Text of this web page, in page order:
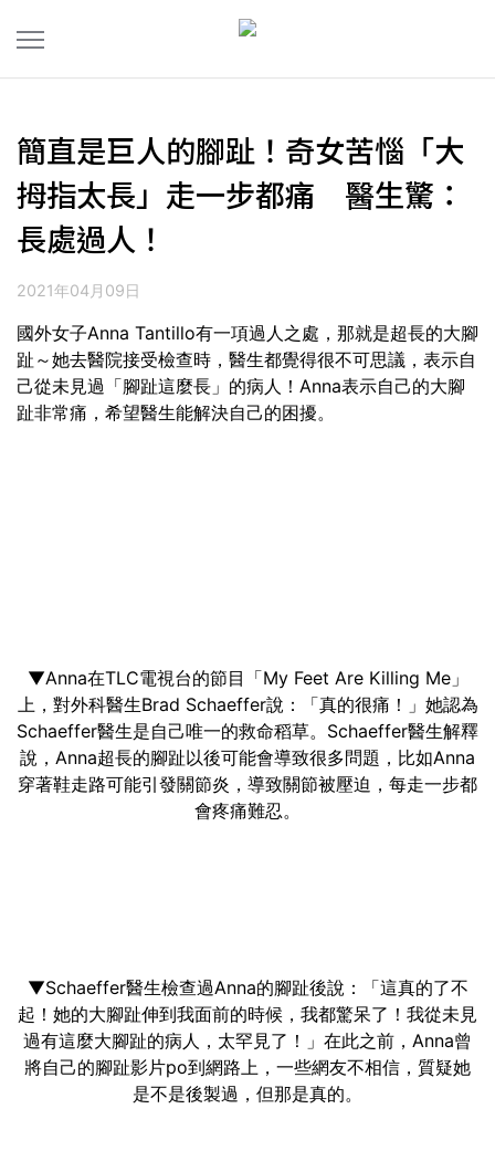
簡直是巨人的腳趾！奇女苦惱「大
拇指太長」走一步都痛 醫生驚：
長處過人！
2021年04月09日
國外女子Anna Tantillo有一項過人之處，那就是超長的大腳
趾～她去醫院接受檢查時，醫生都覺得很不可思議，表示自
己從未見過「腳趾這麼長」的病人！Anna表示自己的大腳
趾非常痛，希望醫生能解決自己的困擾。
▼Anna在TLC電視台的節目「My Feet Are Killing Me」
上，對外科醫生Brad Schaeffer說：「真的很痛！」她認為
Schaeffer醫生是自己唯一的救命稻草。Schaeffer醫生解釋
說，Anna超長的腳趾以後可能會導致很多問題，比如Anna
穿著鞋走路可能引發關節炎，導致關節被壓迫，每走一步都
會疼痛難忍。
▼Schaeffer醫生檢查過Anna的腳趾後說：「這真的了不
起！她的大腳趾伸到我面前的時候，我都驚呆了！我從未見
過有這麼大腳趾的病人，太罕見了！」在此之前，Anna曾
將自己的腳趾影片po到網路上，一些網友不相信，質疑她
是不是後製過，但那是真的。